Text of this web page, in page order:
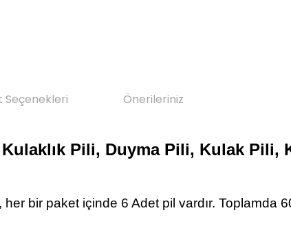
Seçenekleri Önerileriniz
Pili, Duyma Pili, Kulak Pili,
bir paket içinde 6 Adet pil vardır. Toplamda